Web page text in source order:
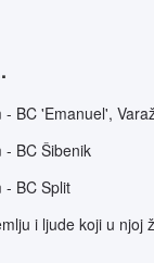
BC 'Emanuel',
- BC Šibenik
- BC Split
i ljude koji u njoj